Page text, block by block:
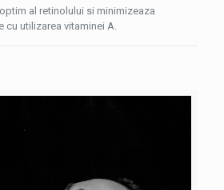
al retinolului si minimizeaza
cu utilizarea vitaminei A.